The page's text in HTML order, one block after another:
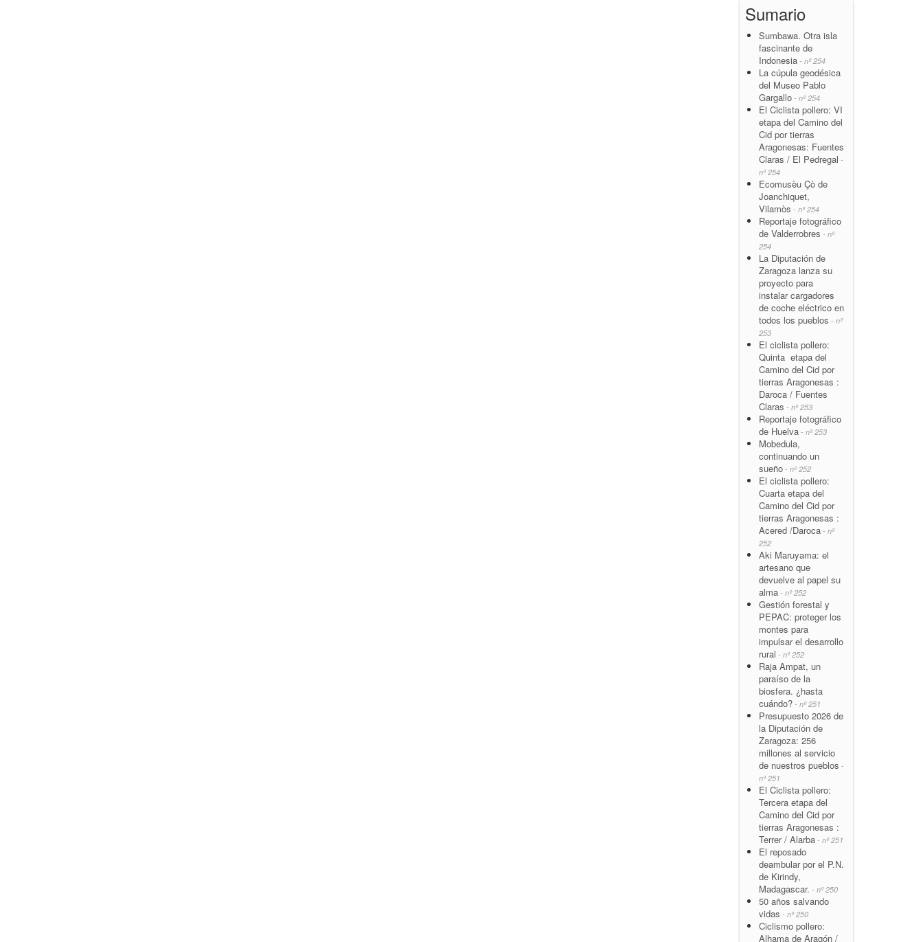
Sumario
Sumbawa. Otra isla
fascinante de
Indonesia - nº 254
La cúpula geodésica
del Museo Pablo
Gargallo - nº 254
El Ciclista pollero: VI
etapa del Camino del
Cid por tierras
Aragonesas: Fuentes
Claras / El Pedregal -
nº 254
Ecomusèu Çò de
Joanchiquet,
Vilamòs - nº 254
Reportaje fotográfico
de Valderrobres - nº
254
La Diputación de
Zaragoza lanza su
proyecto para
instalar cargadores
de coche eléctrico en
todos los pueblos - nº
253
El ciclista pollero:
Quinta etapa del
Camino del Cid por
tierras Aragonesas :
Daroca / Fuentes
Claras - nº 253
Reportaje fotográfico
de Huelva - nº 253
Mobedula,
continuando un
sueño - nº 252
El ciclista pollero:
Cuarta etapa del
Camino del Cid por
tierras Aragonesas :
Acered /Daroca - nº
252
Aki Maruyama: el
artesano que
devuelve al papel su
alma - nº 252
Gestión forestal y
PEPAC: proteger los
montes para
impulsar el desarrollo
rural - nº 252
Raja Ampat, un
paraíso de la
biosfera. ¿hasta
cuándo? - nº 251
Presupuesto 2026 de
la Diputación de
Zaragoza: 256
millones al servicio
de nuestros pueblos -
nº 251
El Ciclista pollero:
Tercera etapa del
Camino del Cid por
tierras Aragonesas :
Terrer / Alarba - nº 251
El reposado
deambular por el P.N.
de Kirindy,
Madagascar. - nº 250
50 años salvando
vidas - nº 250
Ciclismo pollero:
Alhama de Aragón /